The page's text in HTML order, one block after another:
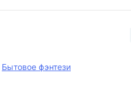
Бытовое фэнтези